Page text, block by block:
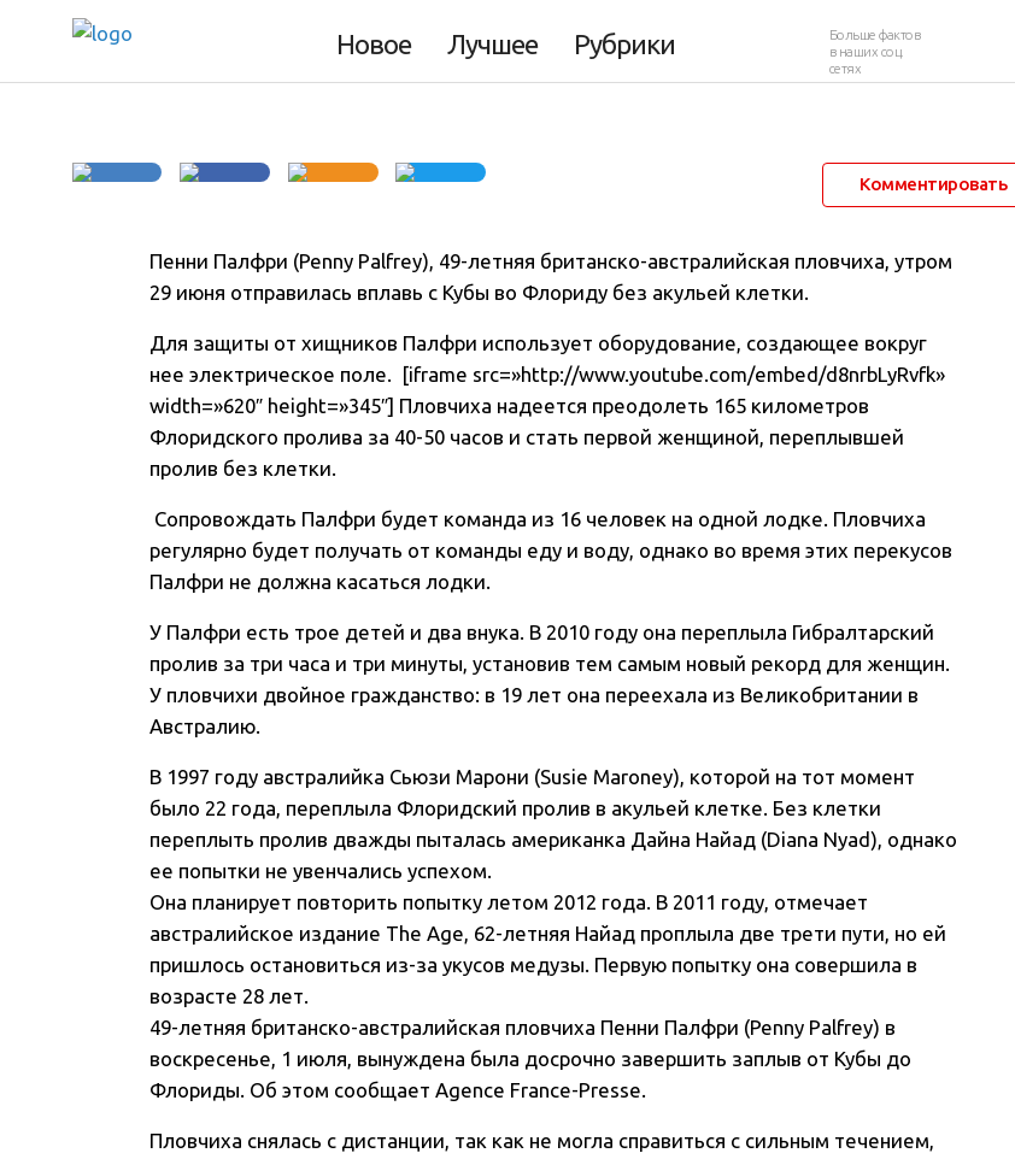
Новое Лучшее Рубрики
Больше фактов
в наших соц.
сетях
Комментировать
Пенни Палфри (Penny Palfrey), 49-летняя британско-австралийская пловчиха, утром
29 июня отправилась вплавь с Кубы во Флориду без акульей клетки.
Для защиты от хищников Палфри использует оборудование, создающее вокруг
нее электрическое поле. [iframe src=»http://www.youtube.com/embed/d8nrbLyRvfk»
width=»620″ height=»345″] Пловчиха надеется преодолеть 165 километров
Флоридского пролива за 40-50 часов и стать первой женщиной, переплывшей
пролив без клетки.
Cопровождать Палфри будет команда из 16 человек на одной лодке. Пловчиха
регулярно будет получать от команды еду и воду, однако во время этих перекусов
Палфри не должна касаться лодки.
У Палфри есть трое детей и два внука. В 2010 году она переплыла Гибралтарский
пролив за три часа и три минуты, установив тем самым новый рекорд для женщин.
У пловчихи двойное гражданство: в 19 лет она переехала из Великобритании в
Австралию.
В 1997 году австралийка Сьюзи Марони (Susie Maroney), которой на тот момент
было 22 года, переплыла Флоридский пролив в акульей клетке. Без клетки
переплыть пролив дважды пыталась американка Дайна Найад (Diana Nyad), однако
ее попытки не увенчались успехом.
Она планирует повторить попытку летом 2012 года. В 2011 году, отмечает
австралийское издание The Age, 62-летняя Найад проплыла две трети пути, но ей
пришлось остановиться из-за укусов медузы. Первую попытку она совершила в
возрасте 28 лет.
49-летняя британско-австралийская пловчиха Пенни Палфри (Penny Palfrey) в
воскресенье, 1 июля, вынуждена была досрочно завершить заплыв от Кубы до
Флориды. Об этом сообщает Agence France-Presse.
Пловчиха снялась с дистанции, так как не могла справиться с сильным течением,